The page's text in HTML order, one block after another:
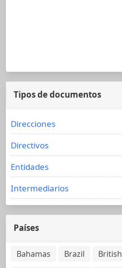
Tipos de documentos
Direcciones
Directivos
Entidades
Intermediarios
Países
Bahamas Brazil
British